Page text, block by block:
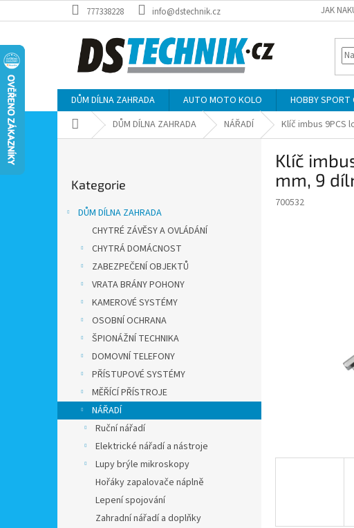
na
777338228 info@dstechnik.cz JAK
DŮM DÍLNA ZAHRADA AUTO MOTO KOLO HOBBY SPORT
Domů DŮM DÍLNA ZAHRADA NÁŘADÍ Klíč imbus 9PCS
kategorie
Kategorie
DŮM DÍLNA ZAHRADA
CHYTRÉ ZÁVĚSY A OVLÁDÁNÍ
CHYTRÁ DOMÁCNOST
ZABEZPEČENÍ OBJEKTŮ
VRATA BRÁNY POHONY
KAMEROVÉ SYSTÉMY
OSOBNÍ OCHRANA
ŠPIONÁŽNÍ TECHNIKA
DOMOVNÍ TELEFONY
PŘÍSTUPOVÉ SYSTÉMY
MĚŘÍCÍ PŘÍSTROJE
NÁŘADÍ
Ruční nářadí
Elektrické nářadí a nástroje
Lupy brýle mikroskopy
Hořáky zapalovače náplně
Lepení spojování
Zahradní nářadí a doplňky
Klíč
mm, 9
700532